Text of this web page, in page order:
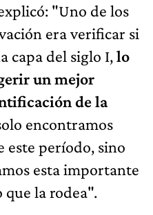
"Uno de los
era verificar si
capa del siglo I,lo
un mejor
de la
encontramos
este período, sino
esta importante
que la rodea".